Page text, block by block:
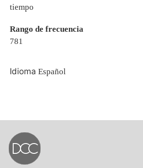
tiempo
Rango de frecuencia
781
Idioma Español